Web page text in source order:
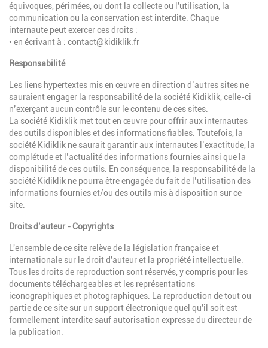
équivoques, périmées, ou dont la collecte ou l'utilisation, la
communication ou la conservation est interdite. Chaque
internaute peut exercer ces droits :
• en écrivant à : contact@kidiklik.fr
Responsabilité
Les liens hypertextes mis en œuvre en direction d’autres sites ne
sauraient engager la responsabilité de la société Kidiklik, celle-ci
n’exerçant aucun contrôle sur le contenu de ces sites.
La société Kidiklik met tout en œuvre pour offrir aux internautes
des outils disponibles et des informations fiables. Toutefois, la
société Kidiklik ne saurait garantir aux internautes l’exactitude, la
complétude et l’actualité des informations fournies ainsi que la
disponibilité de ces outils. En conséquence, la responsabilité de la
société Kidiklik ne pourra être engagée du fait de l’utilisation des
informations fournies et/ou des outils mis à disposition sur ce
site.
Droits d’auteur - Copyrights
L'ensemble de ce site relève de la législation française et
internationale sur le droit d'auteur et la propriété intellectuelle.
Tous les droits de reproduction sont réservés, y compris pour les
documents téléchargeables et les représentations
iconographiques et photographiques. La reproduction de tout ou
partie de ce site sur un support électronique quel qu'il soit est
formellement interdite sauf autorisation expresse du directeur de
la publication.